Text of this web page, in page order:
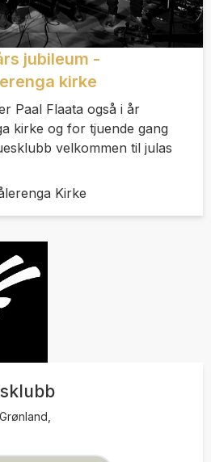
jubileum -
kirke
Paal Flaata også i år
kirke og for tjuende gang
velkommen til julas
Kirke